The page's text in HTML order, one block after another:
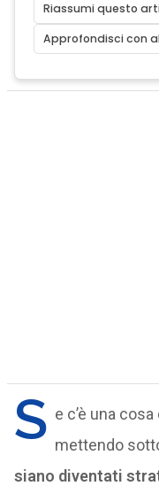
Riassumi questo
Approfondisci con
S e c’è una
mettendo
siano diventati